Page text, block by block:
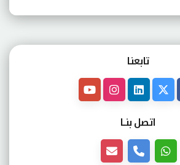
تابعنـا
اتصل بنــا